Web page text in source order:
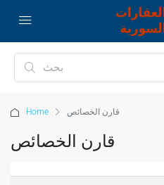
Home قارن الخصائص
قارن الخصائص